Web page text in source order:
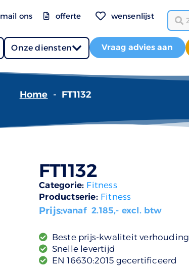
mail ons offerte wensenlijst
Onze diensten Vraag advies aan
Home - FT1132
FT1132
Categorie: Fitness
Productserie: Fitness
Prijs:vanaf 2.185,- excl. btw
Beste prijs-kwaliteit verhouding
Snelle levertijd
EN 16630:2015 gecertificeerd